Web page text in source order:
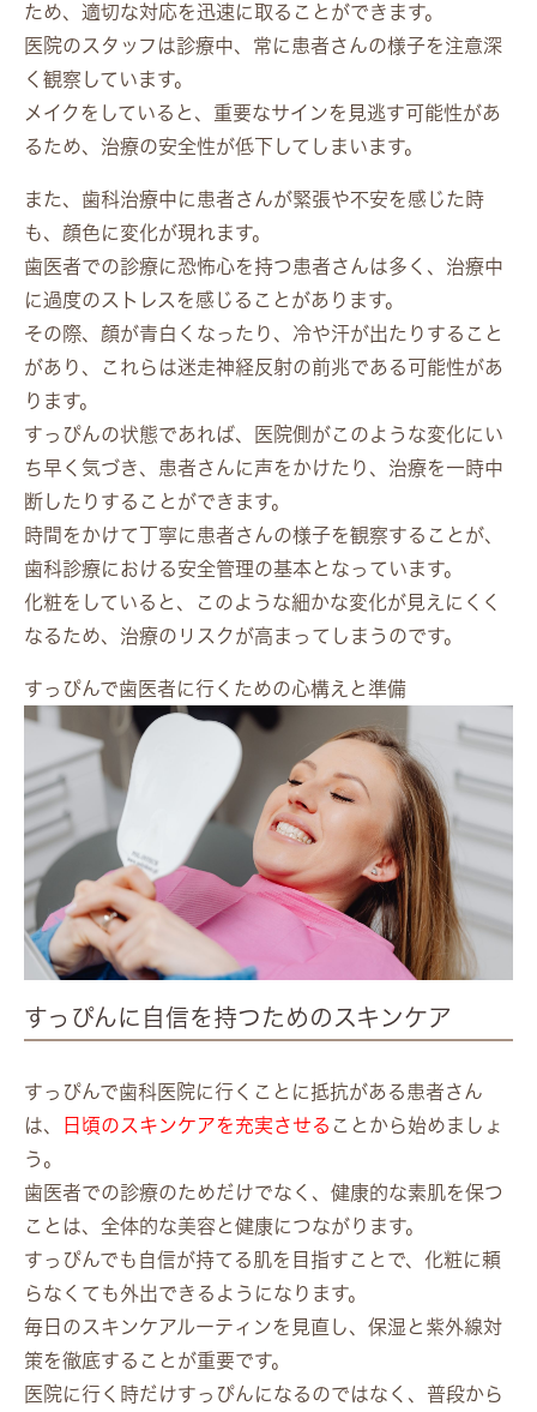
ため、適切な対応を迅速に取ることができます。
医院のスタッフは診療中、常に患者さんの様子を注意深
く観察しています。
メイクをしていると、重要なサインを見逃す可能性があ
るため、治療の安全性が低下してしまいます。
また、歯科治療中に患者さんが緊張や不安を感じた時
も、顔色に変化が現れます。
歯医者での診療に恐怖心を持つ患者さんは多く、治療中
に過度のストレスを感じることがあります。
その際、顔が青白くなったり、冷や汗が出たりすること
があり、これらは迷走神経反射の前兆である可能性があ
ります。
すっぴんの状態であれば、医院側がこのような変化にい
ち早く気づき、患者さんに声をかけたり、治療を一時中
断したりすることができます。
時間をかけて丁寧に患者さんの様子を観察することが、
歯科診療における安全管理の基本となっています。
化粧をしていると、このような細かな変化が見えにくく
なるため、治療のリスクが高まってしまうのです。
すっぴんで歯医者に行くための心構えと準備
すっぴんに自信を持つためのスキンケア
すっぴんで歯科医院に行くことに抵抗がある患者さん
は、
日頃のスキンケアを充実させる ことから始めましょ
う。
歯医者での診療のためだけでなく、健康的な素肌を保つ
ことは、全体的な美容と健康につながります。
すっぴんでも自信が持てる肌を目指すことで、化粧に頼
らなくても外出できるようになります。
毎日のスキンケアルーティンを見直し、保湿と紫外線対
策を徹底することが重要です。
医院に行く時だけすっぴんになるのではなく、普段から